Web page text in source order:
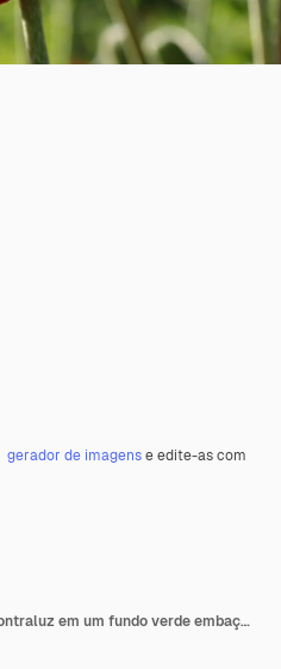
gerador de imagense edite-as com
Closeup de papoula em contraluz em um fundo verde embaçado natural